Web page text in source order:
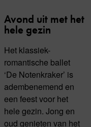
Avond uit met het
hele gezin
Het klassiek-
romantische ballet
‘De Notenkraker’ is
adembenemend en
een feest voor het
hele gezin. Jong en
oud genieten van het